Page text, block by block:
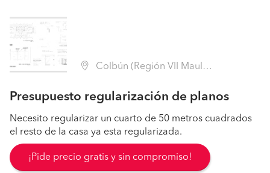
Colbún (Región VII Maule - Linares)
Presupuesto regularización de planos
Necesito regularizar un cuarto de 50 metros cuadrados
el resto de la casa ya esta regularizada.
¡Pide precio gratis y sin compromiso!